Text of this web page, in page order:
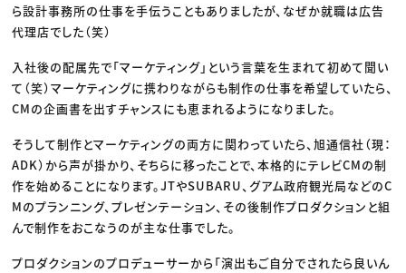
ら設計事務所の仕事を手伝うこともありましたが、なぜか就職は広告
代理店でした（笑）
入社後の配属先で「マーケティング」という言葉を生まれて初めて聞い
て（笑）マーケティングに携わりながらも制作の仕事を希望していたら、
CMの企画書を出すチャンスにも恵まれるようになりました。
そうして制作とマーケティングの両方に関わっていたら、旭通信社（現：
ADK）から声が掛かり、そちらに移ったことで、本格的にテレビCMの制
作を始めることになります。JTやSUBARU、グアム政府観光局などのC
Mのプランニング、プレゼンテーション、その後制作プロダクションと組
んで制作をおこなうのが主な仕事でした。
プロダクションのプロデューサーから「演出もご自分でされたら良いん